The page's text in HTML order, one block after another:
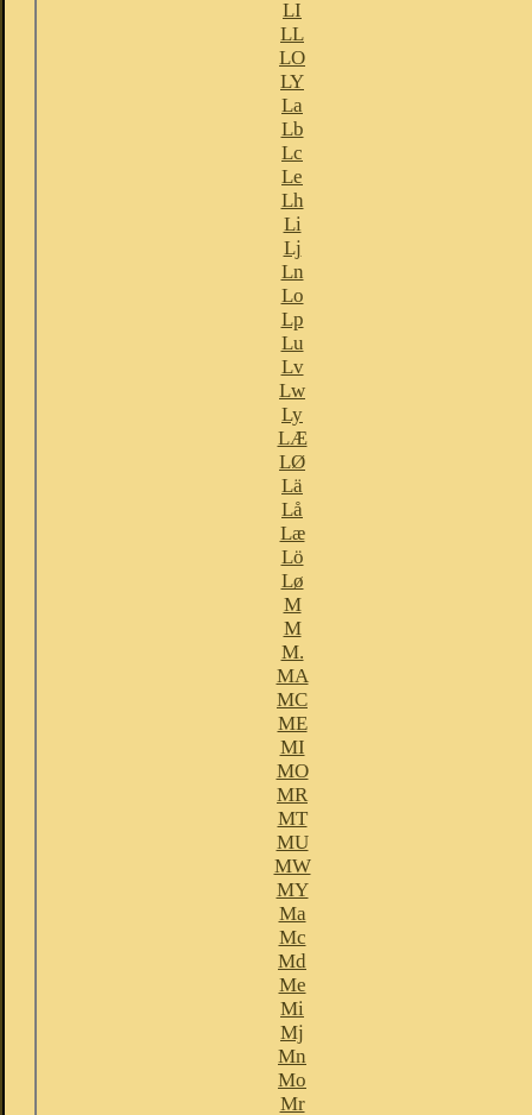
LI
LL
LO
LY
La
Lb
Lc
Le
Lh
Li
Lj
Ln
Lo
Lp
Lu
Lv
Lw
Ly
LÆ
LØ
Lä
Lå
Læ
Lö
Lø
M
M
M.
MA
MC
ME
MI
MO
MR
MT
MU
MW
MY
Ma
Mc
Md
Me
Mi
Mj
Mn
Mo
Mr